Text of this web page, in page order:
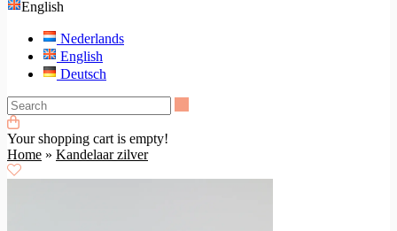
English
Nederlands
English
Deutsch
Your shopping cart is empty!
Home » Kandelaar zilver